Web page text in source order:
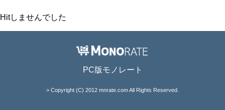
Hitしませんでした
PC版モノレート
> Copyright (C) 2012 mnrate.com All Rights Reserved.